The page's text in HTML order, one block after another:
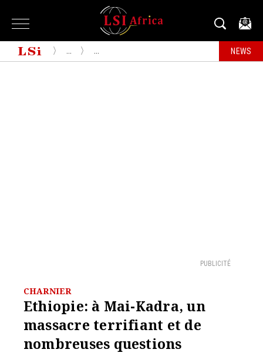
NEWS
PUBLICITÉ
CHARNIER
Ethiopie: à Mai-Kadra, un
massacre terrifiant et de
nombreuses questions